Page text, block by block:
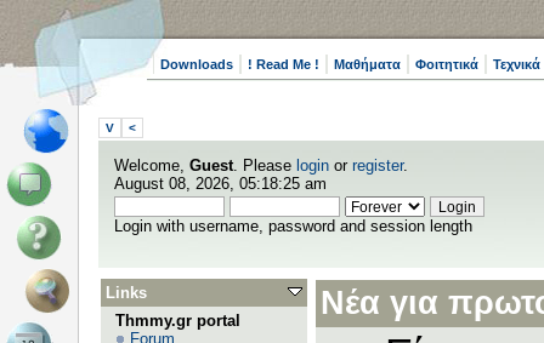
Downloads ! Read Me ! Μαθήματα Φοιτητικά
V <
Welcome, Guest. Please login or register.
August 08, 2026, 05:18:25 am
Login with username, password and session length
Links
Thmmy.gr portal
Forum
Νέα για